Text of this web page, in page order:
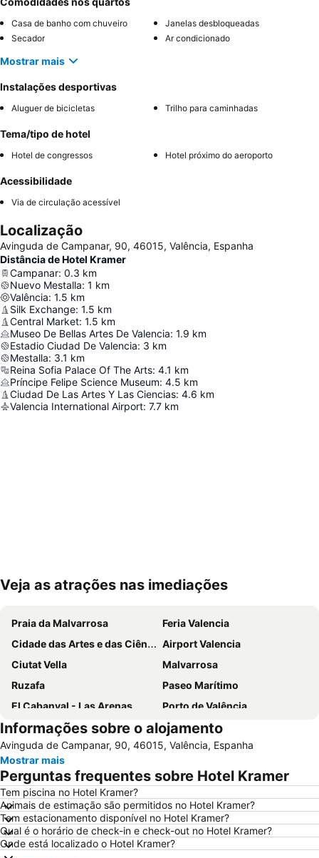
Casa de banho com chuveiro
Janelas desbloqueadas
Secador
Ar condicionado
Mostrar mais
Instalações desportivas
Aluguer de bicicletas Trilho para caminhadas
Tema/tipo de hotel
Hotel de congressos Hotel próximo do aeroporto
Acessibilidade
Via de circulação acessível
Localização
Avinguda de Campanar, 90, 46015, Valência, Espanha
Distância de Hotel Kramer
Campanar: 0.3 km
Nuevo Mestalla: 1 km
Valência: 1.5 km
Silk Exchange: 1.5 km
Central Market: 1.5 km
Museo De Bellas Artes De Valencia: 1.9 km
Estadio Ciudad De Valencia: 3 km
Mestalla: 3.1 km
Reina Sofia Palace Of The Arts: 4.1 km
Príncipe Felipe Science Museum: 4.5 km
Ciudad De Las Artes Y Las Ciencias: 4.6 km
Valencia International Airport: 7.7 km
Ampliar mapa
Veja as atrações nas imediações
Praia da Malvarrosa
Feria Valencia
Cidade das Artes e das Ciências
Airport Valencia
Ciutat Vella
Malvarrosa
Ruzafa
Paseo Marítimo
El Cabanyal - Las Arenas
Porto de Valência
Circuit Ricardo Tormo
Bairro histórico
Catedral de Valencia
Eixample
L'Oceanogràfic
Mercado Central
Entradas Oceanografic Ciudad de las Artes
Metrô de Valência
De la Patacona
Racó de Mar
El Saler
Palau de Congressos València
Norte
Puerto Sagunto
Informações sobre o alojamento
Avinguda de Campanar, 90, 46015, Valência, Espanha
Mostrar mais
Perguntas frequentes sobre Hotel Kramer
Tem piscina no Hotel Kramer?
Animais de estimação são permitidos no Hotel Kramer?
Tem estacionamento disponível no Hotel Kramer?
Qual é o horário de check-in e check-out no Hotel Kramer?
Onde está localizado o Hotel Kramer?